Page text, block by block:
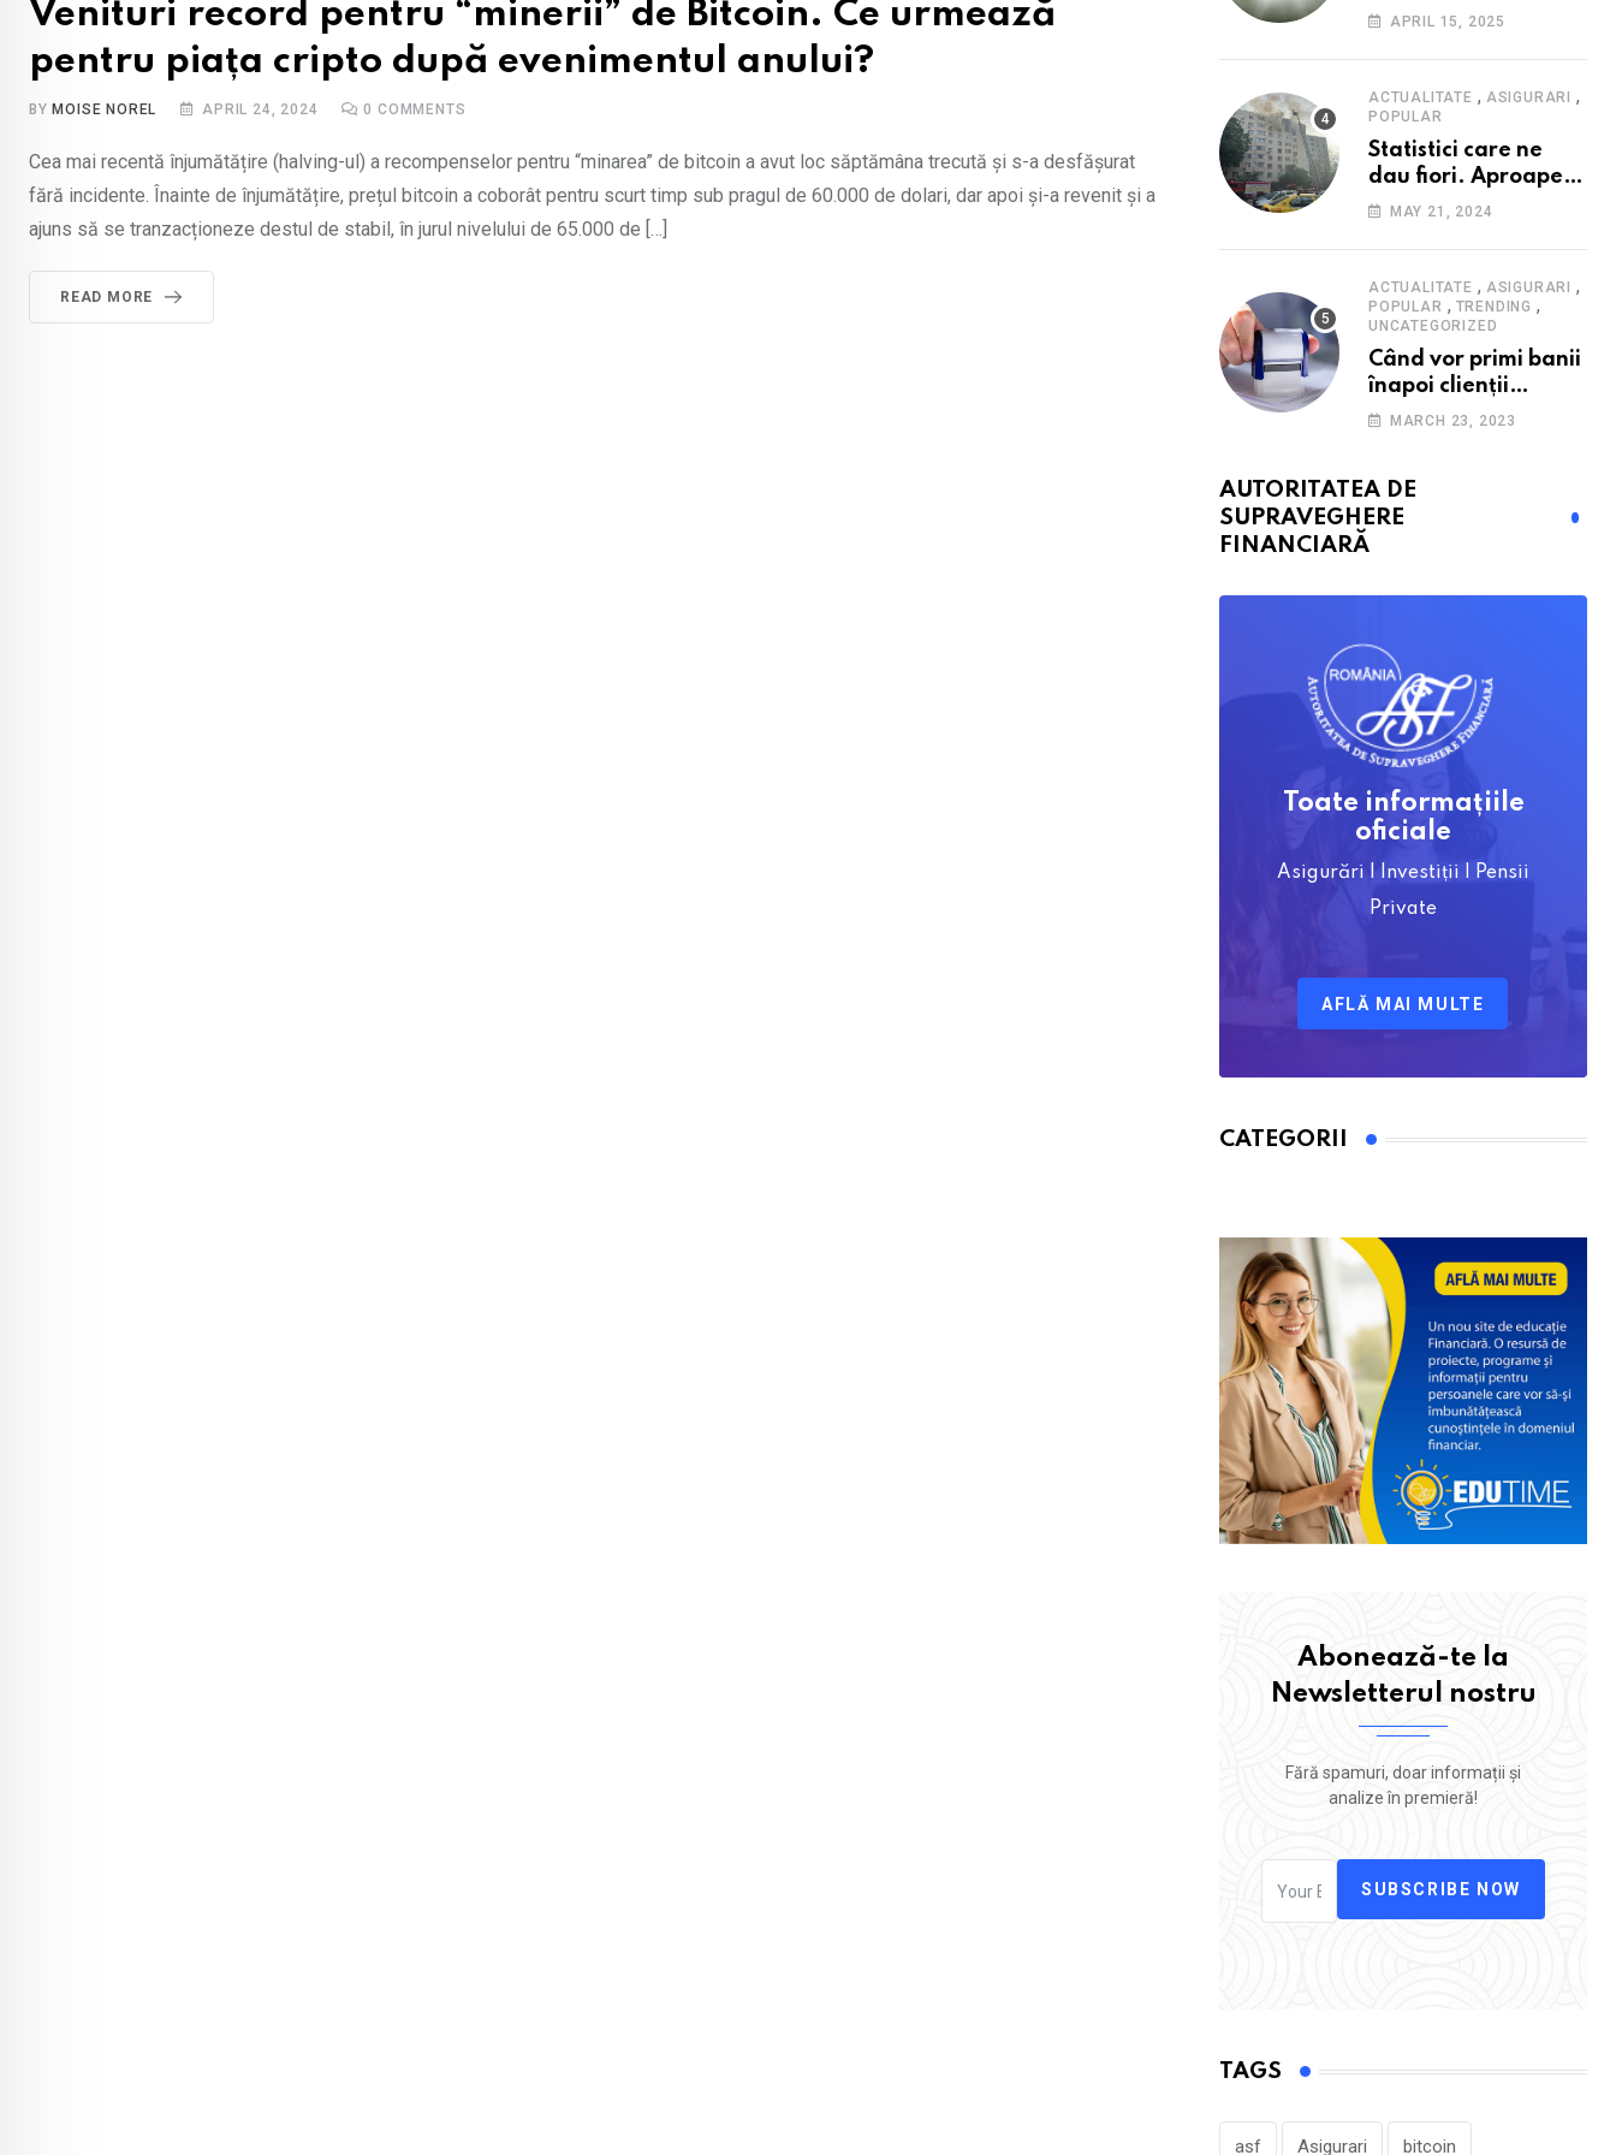
Venituri record pentru “minerii” de Bitcoin. Ce urmează
pentru piața cripto după evenimentul anului?
BY MOISE NOREL APRIL 24, 2024 0 COMMENTS
Cea mai recentă înjumătățire (halving-ul) a recompenselor pentru “minarea” de bitcoin a avut loc săptămâna trecută și s-a desfășurat
fără incidente. Înainte de înjumătățire, prețul bitcoin a coborât pentru scurt timp sub pragul de 60.000 de dolari, dar apoi și-a revenit și a
ajuns să se tranzacționeze destul de stabil, în jurul nivelului de 65.000 de […]
READ MORE
Consumatorii caută
scumpirilor, mai ales
la alimente
APRIL 15, 2025
ACTUALITATE , ASIGURARI ,
POPULAR
Statistici care ne
dau fiori. Aproape
20 de case ard zilnic
pagubele au
explodat. Cum te
poți proteja cu nici
40 de lei pe lună
MAY 21, 2024
ACTUALITATE , ASIGURARI ,
POPULAR , TRENDING ,
UNCATEGORIZED
Când vor primi banii
înapoi clienții
Euroins care
toate termenele
MARCH 23, 2023
AUTORITATEA DE
SUPRAVEGHERE
FINANCIARĂ
Toate informațiile
oficiale
Asigurări | Investiții | Pensii
Private
AFLĂ MAI MULTE
CATEGORII
Abonează-te la
Newsletterul nostru
Fără spamuri, doar informații și
analize în premieră!
SUBSCRIBE NOW
TAGS
asf Asigurari bitcoin